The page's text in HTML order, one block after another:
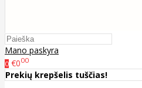
Mano paskyra
0 €000
Prekių krepšelis tuščias!